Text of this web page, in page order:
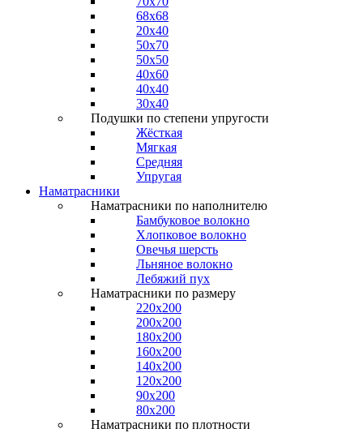
68x68
20x40
50x70
50x50
40x60
40x40
30x40
Подушки по степени упругости
Жёсткая
Мягкая
Средняя
Упругая
Наматрасники
Наматрасники по наполнителю
Бамбуковое волокно
Хлопковое волокно
Овечья шерсть
Льняное волокно
Лебяжий пух
Наматрасники по размеру
220x200
200x200
180x200
160x200
140x200
120x200
90x200
80x200
Наматрасники по плотности